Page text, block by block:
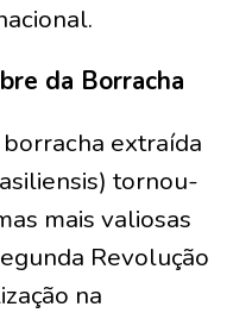
da Borracha
extraída
tornou-
mais valiosas
Revolução
na